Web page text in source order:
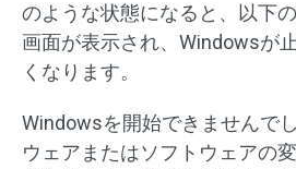
のような状態になると、以下
画面が表示され、Windowsが
くなります。
Windowsを開始できませんで
ウェアまたはソフトウェアの